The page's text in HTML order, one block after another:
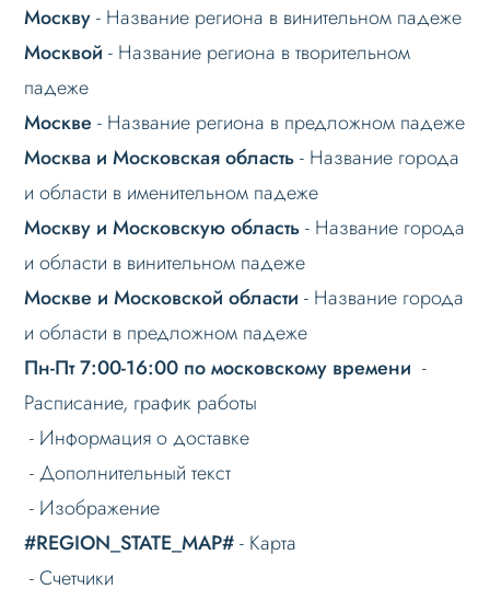
Основные теги
Настройка Sitemap
Настройка robots.txt
Решение проблем
Меню сайта
Блоки / секции сайта
Личный кабинет
Формы и коммуникации
SEO и оптимизация
Лендинги и посадочные страницы
Проблемы и решения
Веб-разработчикам
Лицензионное соглашение
Вопрос-ответ
Москву- Название региона в винительном падеже
Москвой - Название региона в творительном
падеже
Москве - Название региона в предложном падеже
Москва и Московская область- Название города
и области в именительном падеже
Москву и Московскую область- Название города
и области в винительном падеже
Москве и Московской области - Название города
и области в предложном падеже
Пн-Пт 7:00-16:00 по московскому времени -
Расписание, график работы
- Информация о доставке
- Дополнительный текст
- Изображение
#REGION_STATE_MAP#- Карта
- Счетчики